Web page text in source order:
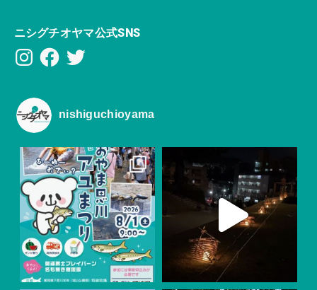
ニシグチオヤマ公式SNS
InstagramFacebook
Twitter
nishiguchioyama